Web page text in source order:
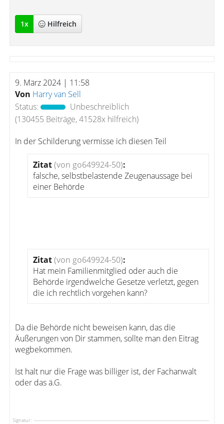
1x Hilfreich
9. März 2024 | 11:58
Von Harry van Sell
Status:
Unbeschreiblich
(130455 Beiträge, 41528x hilfreich)
In der Schilderung vermisse ich diesen Teil
Zitat(von go649924-50):
falsche, selbstbelastende Zeugenaussage bei
einer Behörde
Zitat(von go649924-50):
Hat mein Familienmitglied oder auch die
Behörde irgendwelche Gesetze verletzt, gegen
die ich rechtlich vorgehen kann?
Da die Behörde nicht beweisen kann, das die
Äußerungen von Dir stammen, sollte man den Eitrag
wegbekommen.
Ist halt nur die Frage was billiger ist, der Fachanwalt
oder das ä.G.
Signatur: